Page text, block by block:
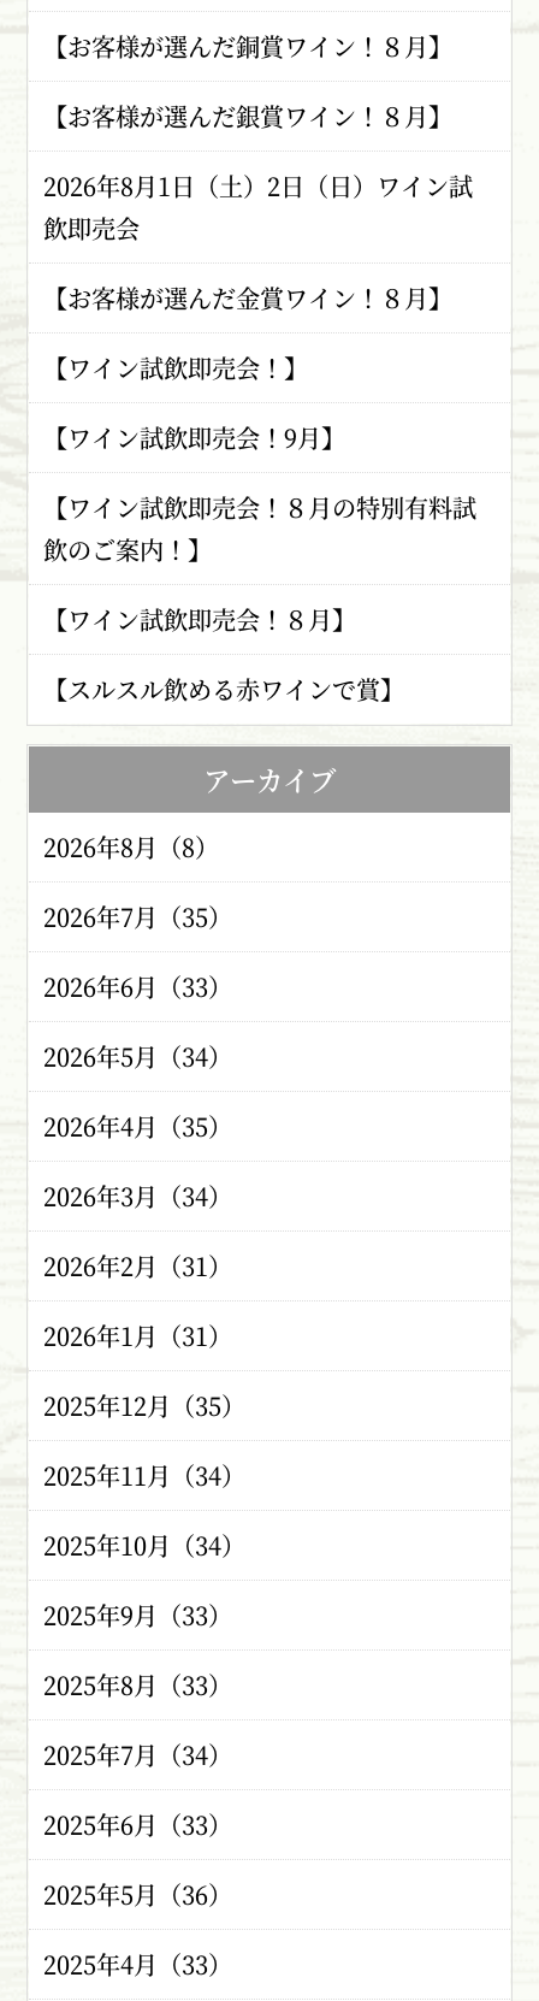
【お客様が選んだ銅賞ワイン！８月】
【お客様が選んだ銀賞ワイン！８月】
2026年8月1日（土）2日（日）ワイン試
飲即売会
【お客様が選んだ金賞ワイン！８月】
【ワイン試飲即売会！】
【ワイン試飲即売会！9月】
【ワイン試飲即売会！８月の特別有料試
飲のご案内！】
【ワイン試飲即売会！８月】
【スルスル飲める赤ワインで賞】
アーカイブ
2026年8月（8）
2026年7月（35）
2026年6月（33）
2026年5月（34）
2026年4月（35）
2026年3月（34）
2026年2月（31）
2026年1月（31）
2025年12月（35）
2025年11月（34）
2025年10月（34）
2025年9月（33）
2025年8月（33）
2025年7月（34）
2025年6月（33）
2025年5月（36）
2025年4月（33）